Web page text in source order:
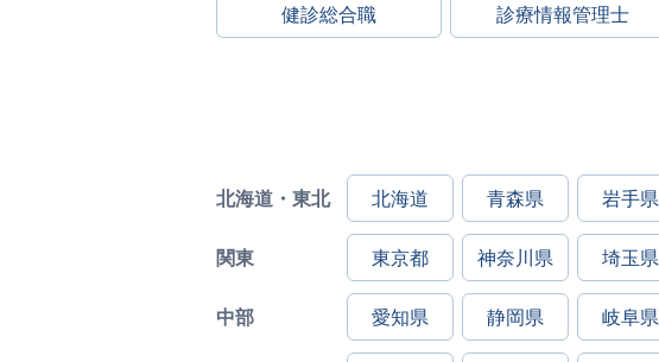
健診総合職 診療情報管理士
北海道・東北 北海道 青森県 岩手県
関東 東京都 神奈川県 埼玉県
中部 愛知県 静岡県 岐阜県